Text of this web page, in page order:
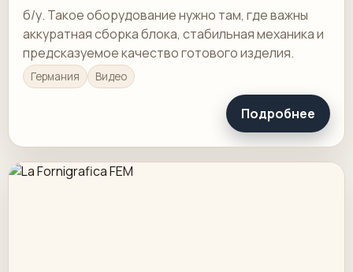
б/у. Такое оборудование нужно там, где важны
аккуратная сборка блока, стабильная механика и
предсказуемое качество готового изделия.
Германия Видео
Подробнее